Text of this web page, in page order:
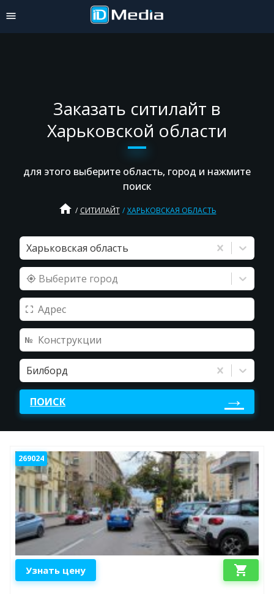
Заказать ситилайт в
Харьковской области
для этого выберите область, город и нажмите
поиск
home СИТИЛАЙТ ХАРЬКОВСКАЯ ОБЛАСТЬ
Харьковская область
Выберите город
Билборд
ПОИСК
269024
Узнать цену shopping_cart